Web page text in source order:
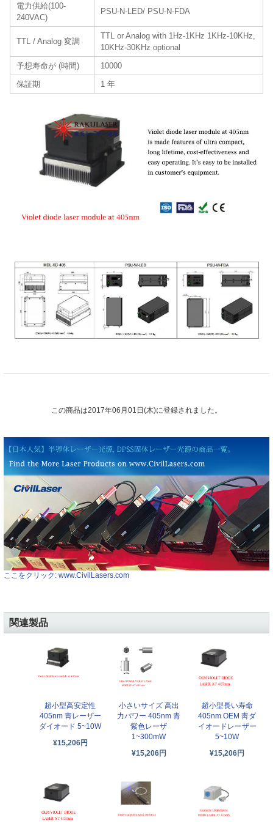
電力供給(100-
240VAC)
PSU-N-LED/ PSU-N-FDA
TTL / Analog 変調
TTL or Analog with 1Hz-1KHz 1KHz-10KHz,
10KHz-30KHz optional
予想寿命が (時間)
10000
保証期
1 年
この商品は2017年06月01日(木)に登録されました。
ここをクリック: www.CivilLasers.com
関連製品
超小型高安定性
405nm 靑レーザー
ダイオード 5~10W
¥15,206円
小さいサイズ 高出
力パワー 405nm 青
紫色レーザ
1~300mW
¥15,206円
超小型長い寿命
405nm OEM 靑ダ
イオードレーザー
5~10W
¥15,206円